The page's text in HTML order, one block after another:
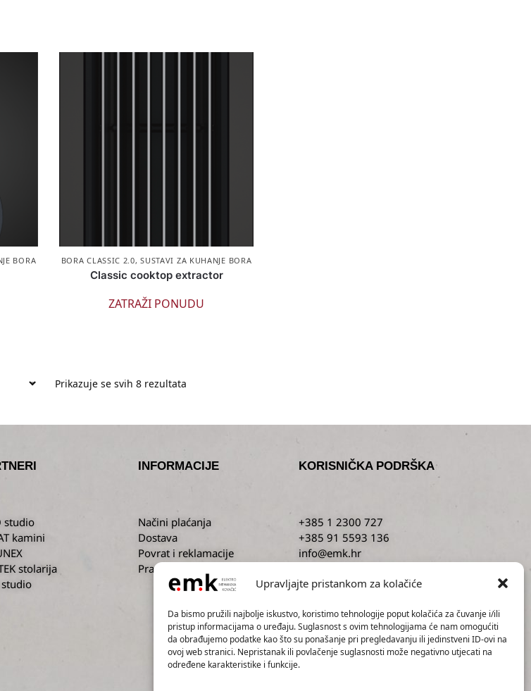
Upravljajte pristankom za kolačiće
Da bismo pružili najbolje iskustvo, koristimo tehnologije poput kolačića za čuvanje i/ili
pristup informacijama o uređaju. Suglasnost s ovim tehnologijama će nam omogućiti
da obrađujemo podatke kao što su ponašanje pri pregledavanju ili jedinstveni ID-ovi na
ovoj web stranici. Nepristanak ili povlačenje suglasnosti može negativno utjecati na
određene karakteristike i funkcije.
BORA BORA CLASSIC 2.0,SUSTAVI ZA KUHANJE BORA
Classic cooktop extractor
ZATRAŽI PONUDU
Prikazuje se svih 8 rezultata
studio
kamini
stolarija
INFORMACIJE
Načini plaćanja
Dostava
Povrat i reklamacije
Pravila privatnosti
KORISNIČKA PODRŠKA
+385 1 2300 727
+385 91 5593 136
info@emk.hr